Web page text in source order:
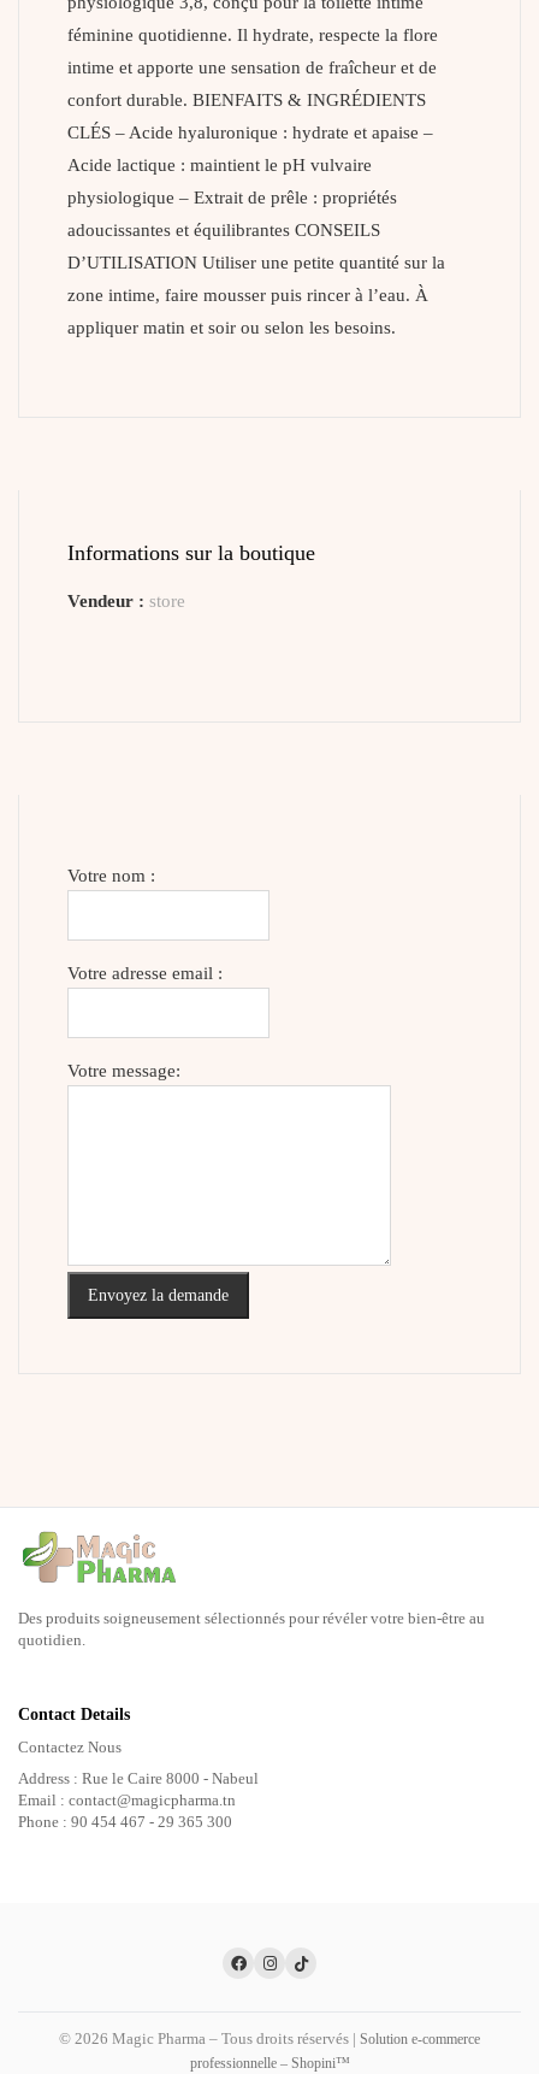
féminine quotidienne. Il hydrate, respecte la flore
intime et apporte une sensation de fraîcheur et de
confort durable. BIENFAITS & INGRÉDIENTS
CLÉS – Acide hyaluronique : hydrate et apaise –
Acide lactique : maintient le pH vulvaire
physiologique – Extrait de prêle : propriétés
adoucissantes et équilibrantes CONSEILS
D’UTILISATION Utiliser une petite quantité sur la
zone intime, faire mousser puis rincer à l’eau. À
appliquer matin et soir ou selon les besoins.
Informations sur la boutique
Vendeur : store
Votre nom :
Votre adresse email :
Votre message:
Envoyez la demande
Des produits soigneusement sélectionnés pour révéler votre bien-être au
quotidien.
Contact Details
Contactez Nous
Address : Rue le Caire 8000 - Nabeul
Email : contact@magicpharma.tn
Phone : 90 454 467 - 29 365 300
© 2026 Magic Pharma – Tous droits réservés | Solution e-commerce
professionnelle – Shopini™